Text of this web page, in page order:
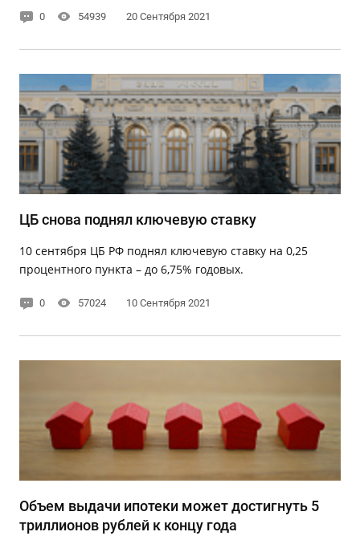
0 54939 20 Сентября 2021
ЦБ снова поднял ключевую ставку
10 сентября ЦБ РФ поднял ключевую ставку на 0,25
процентного пункта – до 6,75% годовых.
0 57024 10 Сентября 2021
Объем выдачи ипотеки может достигнуть 5
триллионов рублей к концу года